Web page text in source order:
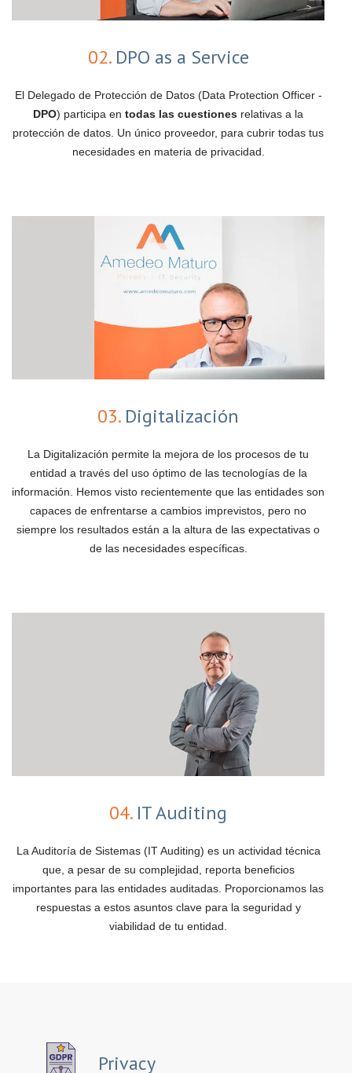
02.DPO as a Service
El Delegado de Protección de Datos (Data Protection Officer -
DPO) participa en todas las cuestiones relativas a la
protección de datos. Un único proveedor, para cubrir todas tus
necesidades en materia de privacidad.
03.Digitalización
La Digitalización permite la mejora de los procesos de tu
entidad a través del uso óptimo de las tecnologías de la
información. Hemos visto recientemente que las entidades son
capaces de enfrentarse a cambios imprevistos, pero no
siempre los resultados están a la altura de las expectativas o
de las necesidades específicas.
04.IT Auditing
La Auditoría de Sistemas (IT Auditing) es un actividad técnica
que, a pesar de su complejidad, reporta beneficios
importantes para las entidades auditadas. Proporcionamos las
respuestas a estos asuntos clave para la seguridad y
viabilidad de tu entidad.
Privacy